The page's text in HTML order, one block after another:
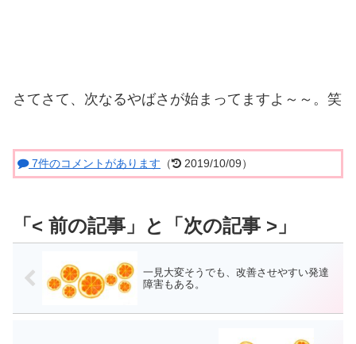
さてさて、次なるやばさが始まってますよ～～。笑
7件のコメントがあります （ 2019/10/09）
一見大変そうでも、改善させやすい発達
障害もある。